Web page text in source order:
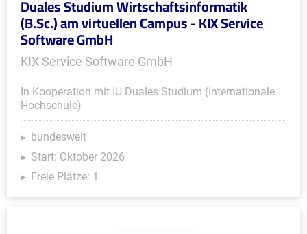
Duales Studium Wirtschaftsinformatik
(B.Sc.) am virtuellen Campus - KIX Service
Software GmbH
KIX Service Software GmbH
In Kooperation mit IU Duales Studium (Internationale
Hochschule)
bundesweit
Start: Oktober 2026
Freie Plätze: 1